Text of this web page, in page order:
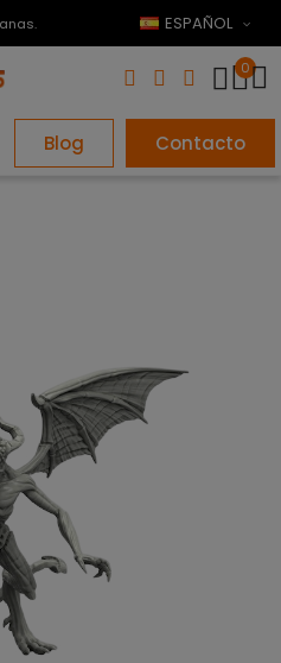
ESPAÑOL
0
Blog Contacto